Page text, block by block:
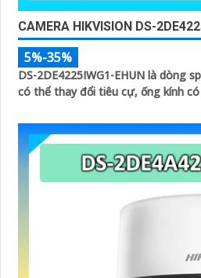
CAMERA HIKVISION DS-
5%-35%
DS-2DE4225IWG1-EHUN là dòng
có thể thay đổi tiêu cự, ống kính